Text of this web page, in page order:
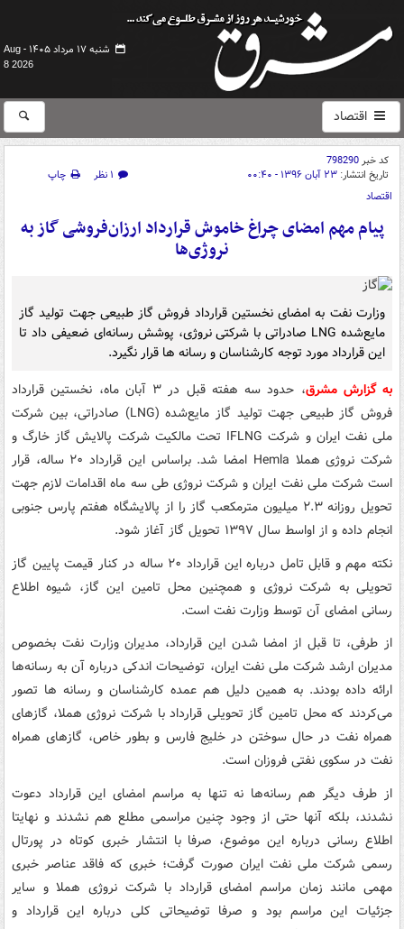
شنبه ۱۷ مرداد ۱۴۰۵ -
Aug
8 2026
اقتصاد
کد خبر798290
تاریخ انتشار: ۲۳ آبان ۱۳۹۶ - ۰۰:۴۰ ۱ نظر
چاپ
اقتصاد
پیام مهم امضای چراغ خاموش قرارداد ارزان‌فروشی گاز به
نروژی‌ها
وزارت نفت به امضای نخستین قرارداد فروش گاز طبیعی جهت تولید گاز
مایع‌شده LNG صادراتی با شرکتی نروژی، پوشش رسانه‌ای ضعیفی داد تا
این قرارداد مورد توجه کارشناسان و رسانه ها قرار نگیرد.
به گزارش مشرق
، حدود سه هفته قبل در ۳ آبان ماه، نخستین قرارداد
فروش گاز طبیعی جهت تولید گاز مایع‌شده (LNG) صادراتی، بین شرکت
ملی نفت ایران و شرکت IFLNG تحت مالکیت شرکت پالایش گاز خارگ و
شرکت نروژی هملا Hemla امضا شد. براساس این قرارداد ۲۰ ساله، قرار
است شرکت ملی نفت ایران و شرکت نروژی طی سه ماه اقدامات لازم جهت
تحویل روزانه ۲.۳ میلیون مترمکعب گاز را از پالایشگاه هفتم پارس جنوبی
انجام داده و از اواسط سال ۱۳۹۷ تحویل گاز آغاز شود.
نکته مهم و قابل تامل درباره این قرارداد ۲۰ ساله در کنار قیمت پایین گاز
تحویلی به شرکت نروژی و همچنین محل تامین این گاز، شیوه اطلاع
رسانی امضای آن توسط وزارت نفت است.
از طرفی، تا قبل از امضا شدن این قرارداد، مدیران وزارت نفت بخصوص
مدیران ارشد شرکت ملی نفت ایران، توضیحات اندکی درباره آن به رسانه‌ها
ارائه داده بودند. به همین دلیل هم عمده کارشناسان و رسانه ها تصور
می‌کردند که محل تامین گاز تحویلی قرارداد با شرکت نروژی هملا، گازهای
همراه نفت در حال سوختن در خلیج فارس و بطور خاص، گازهای همراه
نفت در سکوی نفتی فروزان است.
از طرف دیگر هم رسانه‌ها نه تنها به مراسم امضای این قرارداد دعوت
نشدند، بلکه آنها حتی از وجود چنین مراسمی مطلع هم نشدند و نهایتا
اطلاع رسانی درباره این موضوع، صرفا با انتشار خبری کوتاه در پورتال
رسمی شرکت ملی نفت ایران صورت گرفت؛ خبری که فاقد عناصر خبری
مهمی مانند زمان مراسم امضای قرارداد با شرکت نروژی هملا و سایر
جزئیات این مراسم بود و صرفا توضیحاتی کلی درباره این قرارداد و